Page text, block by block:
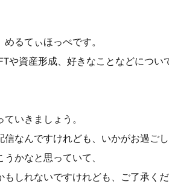
るてぃほっぺです。
や資産形成、好きなことなどについ
いきましょう。
なんですけれども、いかがお過ごし
かなと思っていて、
しれないですけれども、ご了承くだ